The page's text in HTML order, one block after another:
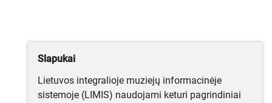
Slapukai
Lietuvos integralioje muziejų informacinėje
sistemoje (LIMIS) naudojami keturi pagrindiniai